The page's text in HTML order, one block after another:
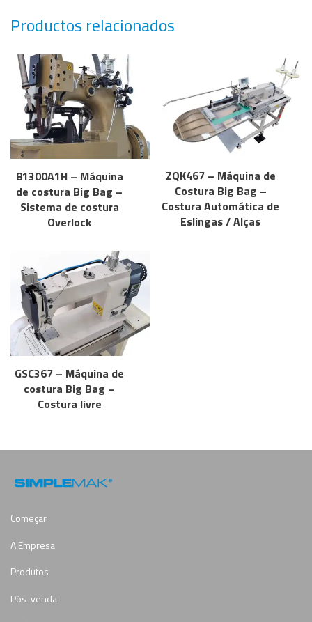
Productos relacionados
81300A1H – Máquina
de costura Big Bag –
Sistema de costura
Overlock
ZQK467 – Máquina de
Costura Big Bag –
Costura Automática de
Eslingas / Alças
GSC367 – Máquina de
costura Big Bag –
Costura livre
Começar
A Empresa
Produtos
Pós-venda